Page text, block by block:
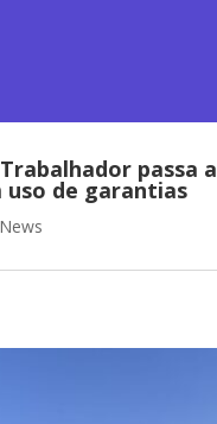
passa a
uso de garantias